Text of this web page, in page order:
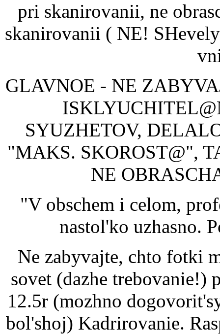
pri skanirovanii, ne
skanirovanii ( NE!
GLAVNOE - NE
SYUZHETOV,
"MAKS. SKOROST@",
NE
"V obschem i celom,
nastol'ko uzhasno.
Ne zabyvajte, chto fotki
sovet (dazhe trebovanie!)
12.5r (mozhno
bol'shoj) Kadrirovanie.